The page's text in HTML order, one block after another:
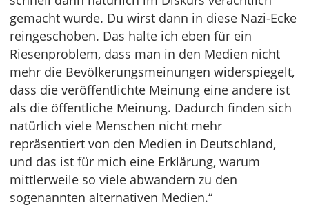
gemacht wurde. Du wirst dann in diese Nazi-Ecke
reingeschoben. Das halte ich eben für ein
Riesenproblem, dass man in den Medien nicht
mehr die Bevölkerungsmeinungen widerspiegelt,
dass die veröffentlichte Meinung eine andere ist
als die öffentliche Meinung. Dadurch finden sich
natürlich viele Menschen nicht mehr
repräsentiert von den Medien in Deutschland,
und das ist für mich eine Erklärung, warum
mittlerweile so viele abwandern zu den
sogenannten alternativen Medien.“